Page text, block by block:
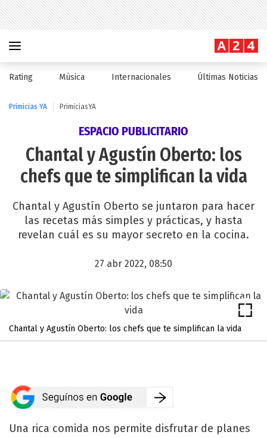
Rating Música Internacionales Últimas Noticias
Primicias YA PrimiciasYA
ESPACIO PUBLICITARIO
Chantal y Agustín Oberto: los
chefs que te simplifican la vida
Chantal y Agustín Oberto se juntaron para hacer
las recetas más simples y prácticas, y hasta
revelan cuál es su mayor secreto en la cocina.
27 abr 2022, 08:50
Chantal y Agustín Oberto: los chefs que te simplifican la vida
Una rica comida nos permite disfrutar de planes